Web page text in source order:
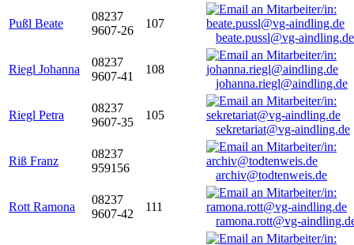
Pußl Beate
08237
9607-26
107
beate.pussl@vg-aindling.de
Riegl Johanna
08237
9607-41
108
johanna.riegl@aindling.de
Riegl Petra
08237
9607-35
105
sekretariat@vg-aindling.de
Riß Franz
08237
959156
archiv@todtenweis.de
Rott Ramona
08237
9607-42
111
ramona.rott@vg-